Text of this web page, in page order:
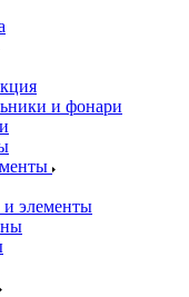
и фонари
и элементы